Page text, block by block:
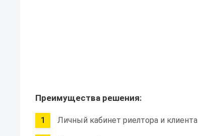
Преимущества решения:
Личный кабинет риелтора и клиента